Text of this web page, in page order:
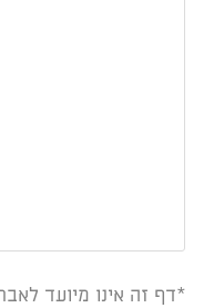
*דף זה אינו מיועד